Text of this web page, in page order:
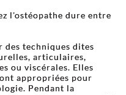
l'ostéopathe dure entre
des techniques dites
articulaires,
ou viscérales. Elles
appropriées pour
Pendant la